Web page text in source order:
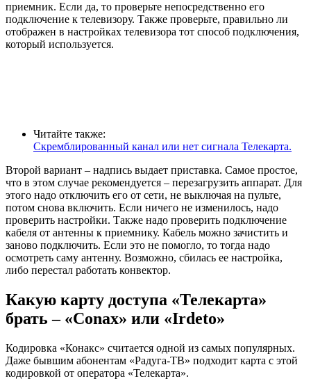
приемник. Если да, то проверьте непосредственно его
подключение к телевизору. Также проверьте, правильно ли
отображен в настройках телевизора тот способ подключения,
который используется.
Читайте также:
Скремблированный канал или нет сигнала Телекарта.
Второй вариант – надпись выдает приставка. Самое простое,
что в этом случае рекомендуется – перезагрузить аппарат. Для
этого надо отключить его от сети, не выключая на пульте,
потом снова включить. Если ничего не изменилось, надо
проверить настройки. Также надо проверить подключение
кабеля от антенны к приемнику. Кабель можно зачистить и
заново подключить. Если это не помогло, то тогда надо
осмотреть саму антенну. Возможно, сбилась ее настройка,
либо перестал работать конвектор.
Какую карту доступа «Телекарта»
брать – «Conax» или «Irdeto»
Кодировка «Конакс» считается одной из самых популярных.
Даже бывшим абонентам «Радуга-TB» подходит карта с этой
кодировкой от оператора «Телекарта».